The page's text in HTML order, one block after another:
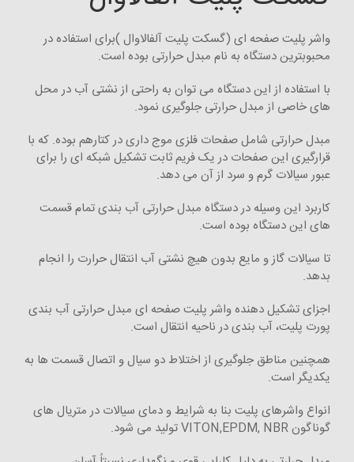
واشر پلیت صفحه ای (گسکت پلیت آلفالاوال )برای استفاده در
محبوبترین دستگاه به نام مبدل حرارتی بوده است.
با استفاده از این دستگاه می توان به راحتی از نشتی آب در محل
های خاصی از مبدل حرارتی جلوگیری نمود.
مبدل حرارتی شامل صفحات فلزی موج داری در کتارهم بوده. که با
قرارگیری این صفحات در یک فریم ثابت تشکیل شبکه ای را برای
عبور سیالات گرم و سرد از آن می دهد.
کاربرد این وسیله در دستگاه مبدل حرارتی آب بندی تمام قسمت
های این دستگاه بوده است.
تا سیالات گاز و مایع بدون هیچ نشتی آب انتقال حرارت را انجام
بدهد.
اجزای تشکیل دهنده واشر پلیت صفحه ای مبدل حرارتی آب بندی
پورت پلیت، آب بندی در ناحیه انتقال است.
همچنین مناطق جلوگیری از اختلاط دو سیال و اتصال قسمت ها به
یکدیگر است.
انواع واشرهای پلیت بنا به شرایط و دمای سیالات در متریال های
گوناگون VITON,EPDM, NBR تولید می شود.